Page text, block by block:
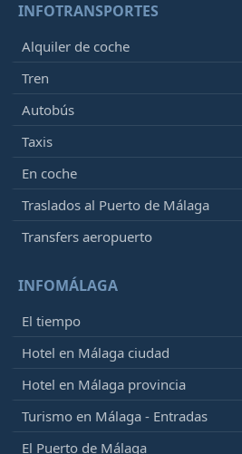
INFOTRANSPORTES
Alquiler de coche
Tren
Autobús
Taxis
En coche
Traslados al Puerto de Málaga
Transfers aeropuerto
INFOMÁLAGA
El tiempo
Hotel en Málaga ciudad
Hotel en Málaga provincia
Turismo en Málaga - Entradas
El Puerto de Málaga